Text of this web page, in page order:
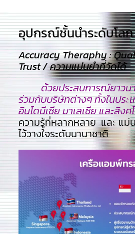
อุปกรณ์ชั้นนำระดับโลก​
Accuracy Theraphy :
Trust / ความแม่นยำที่วัดได้
ด้วยประสบการณ์ยาวน
ร่วมกับบริษัทต่างๆ ทั้งในประ
อินโดนีเซีย มาเลเซีย และสิงค
ความรู้ที่หลากหลาย และ แม่
ไว้วางใจระดับนานาชาติ